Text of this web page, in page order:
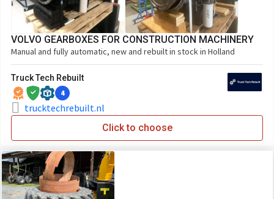
VOLVO GEARBOXES FOR CONSTRUCTION MACHINERY
Manual and fully automatic, new and rebuilt in stock in Holland
Truck Tech Rebuilt
4
trucktechrebuilt.nl
Click to choose